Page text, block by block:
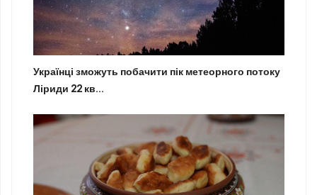
Українці зможуть побачити пік метеорного потоку
Ліриди 22 кв...